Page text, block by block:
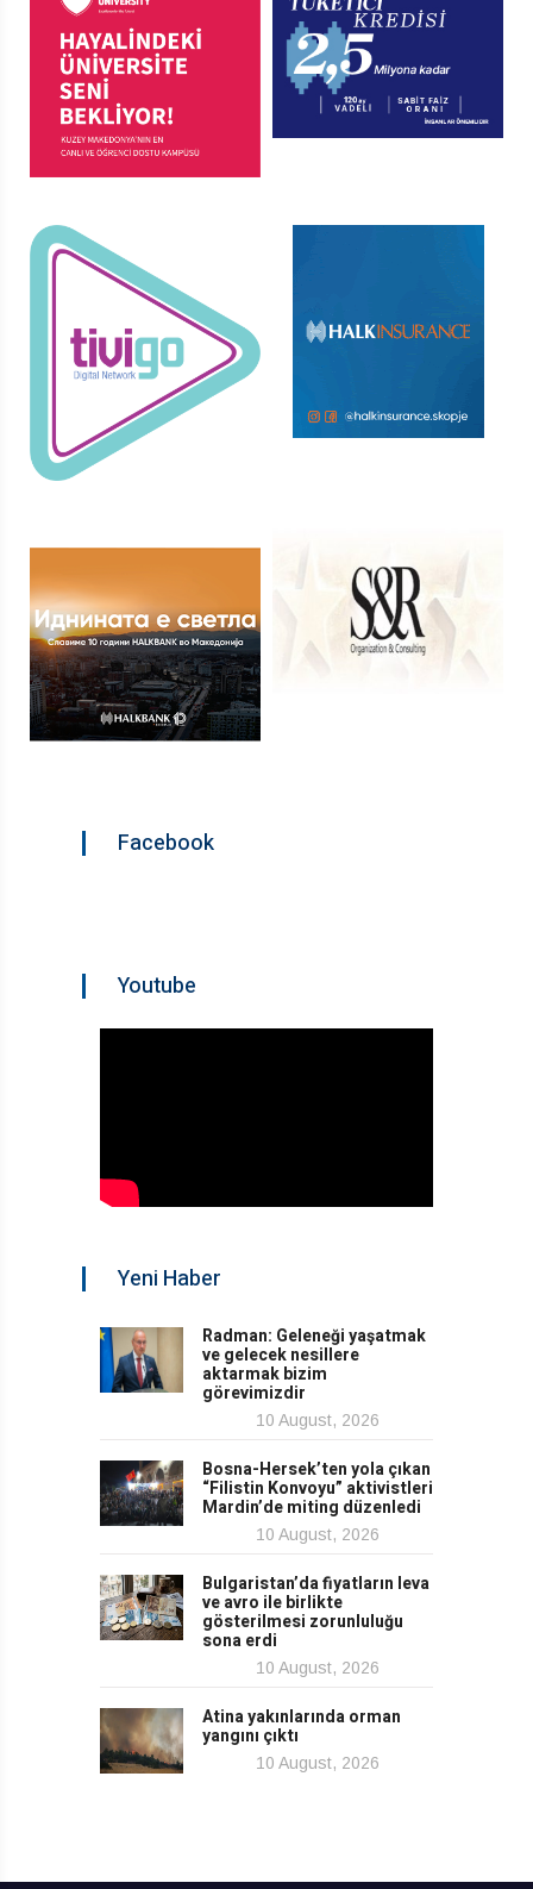
Facebook
Youtube
Yeni Haber
Radman: Geleneği yaşatmak
ve gelecek nesillere
aktarmak bizim
görevimizdir
10 August, 2026
Bosna-Hersek’ten yola çıkan
“Filistin Konvoyu” aktivistleri
Mardin’de miting düzenledi
10 August, 2026
Bulgaristan’da fiyatların leva
ve avro ile birlikte
gösterilmesi zorunluluğu
sona erdi
10 August, 2026
Atina yakınlarında orman
yangını çıktı
10 August, 2026